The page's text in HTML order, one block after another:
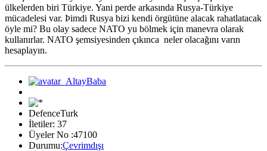
ülkelerden biri Türkiye. Yani perde arkasında Rusya-Türkiye
mücadelesi var. Þimdi Rusya bizi kendi örgütüne alacak rahatlatacak
öyle mi? Bu olay sadece NATO yu bölmek için manevra olarak
kullanırlar. NATO şemsiyesinden çıkınca neler olacağını varın
hesaplayın.
DefenceTurk
İletiler: 37
Üyeler No :47100
Durumu:Çevrimdışı